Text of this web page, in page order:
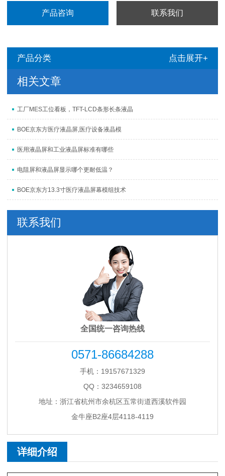
产品咨询 联系我们
产品分类 点击展开+
相关文章
工厂MES工位看板，TFT-LCD条形长条液晶
BOE京东方医疗液晶屏,医疗设备液晶模
医用液晶屏和工业液晶屏标准有哪些
电阻屏和液晶屏显示哪个更耐低温？
BOE京东方13.3寸医疗液晶屏幕模组技术
联系我们
全国统一咨询热线
0571-86684288
手机：19157671329
QQ：3234659108
地址：浙江省杭州市余杭区五常街道西溪软件园
金牛座B2座4层4118-4119
详细介绍